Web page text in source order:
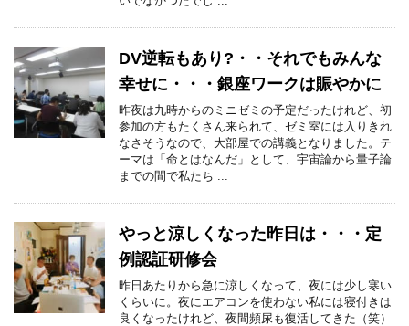
DV逆転もあり?・・それでもみんな
幸せに・・・銀座ワークは賑やかに
昨夜は九時からのミニゼミの予定だったけれど、初
参加の方もたくさん来られて、ゼミ室には入りきれ
なさそうなので、大部屋での講義となりました。テ
ーマは「命とはなんだ」として、宇宙論から量子論
までの間で私たち ...
やっと涼しくなった昨日は・・・定
例認証研修会
昨日あたりから急に涼しくなって、夜には少し寒い
くらいに。夜にエアコンを使わない私には寝付きは
良くなったけれど、夜間頻尿も復活してきた（笑）